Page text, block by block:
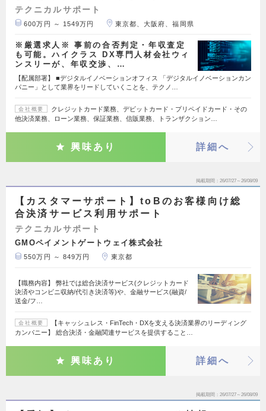
テクニカルサポート
600万円 ～ 1549万円 東京都、大阪府、福岡県
※厳選求人※ 事前の合否判定・年収査定
も可能。ハイクラス DX専門人材会社ウィ
ンスリーが、年収交渉、…
【配属部署】 ■デジタルイノベーションオフィス 「デジタルイノベーションカン
パニー」として業界をリードしていくことを、テクノ…
会社概要
クレジットカード業務、デビットカード・プリペイドカード・その
他決済業務、ローン業務、保証業務、信販業務、トランザクション…
興味あり 詳細へ
掲載期間 26/07/27～26/08/09
【カスタマーサポート】toBのお客様向け総
合決済サービス利用サポート
テクニカルサポート
GMOペイメントゲートウェイ株式会社
550万円 ～ 849万円 東京都
【職務内容】 弊社では総合決済サービス(クレジットカード
決済やコンビニ収納/代引き決済等)や、金融サービス(融資/
送金/フ…
会社概要
【キャッシュレス・FinTech・DXを支える決済業界のリーディング
カンパニー】 総合決済・金融関連サービスを提供すること…
興味あり 詳細へ
掲載期間 26/07/27～26/08/09